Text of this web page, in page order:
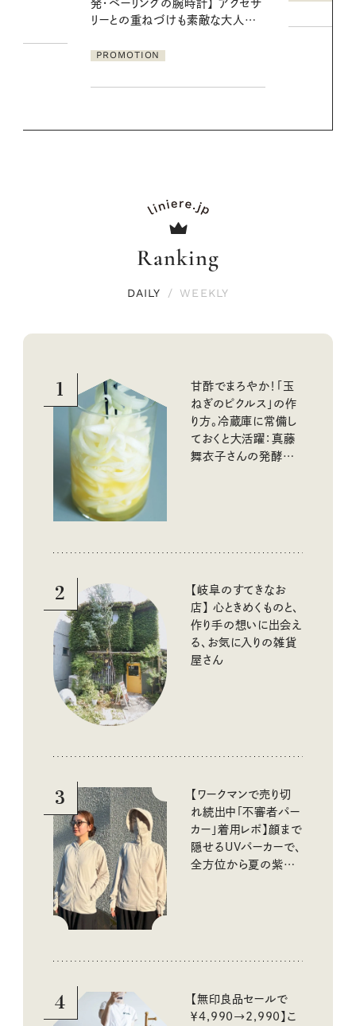
Ranking
DAILY / WEEKLY
1
甘酢でまろやか！「玉
ねぎのピクルス」の作
り方。冷蔵庫に常備し
ておくと大活躍：真藤
舞衣子さんの発酵と
2
【岐阜のすてきなお
店】 心ときめくものと、
作り手の想いに出会え
る、お気に入りの雑貨
屋さん
3
【ワークマンで売り切
れ続出中「不審者パー
カー」着用レポ】顔まで
隠せるUVパーカーで、
全方位から夏の紫外
4
【無印良品セールで
￥4,990→2,990】こ